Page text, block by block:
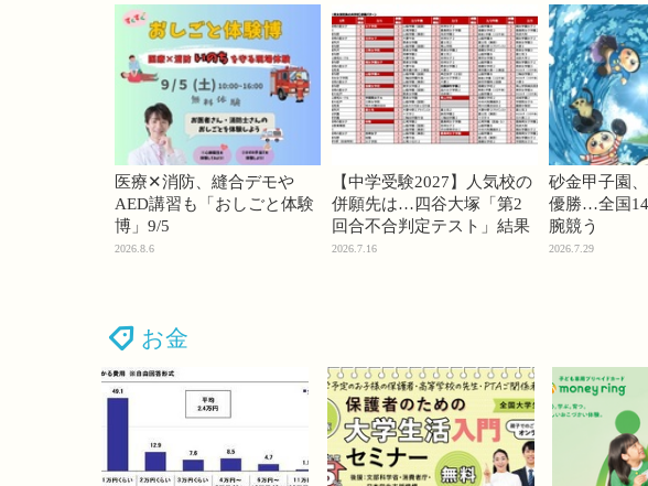
医療✕消防、縫合デモや
AED講習も「おしごと体験
博」9/5
2026.8.6
【中学受験2027】人気校の
併願先は…四谷大塚「第2
回合不合判定テスト」結果
2026.7.16
砂金甲子園
優勝…全国
腕競う
2026.7.29
お金